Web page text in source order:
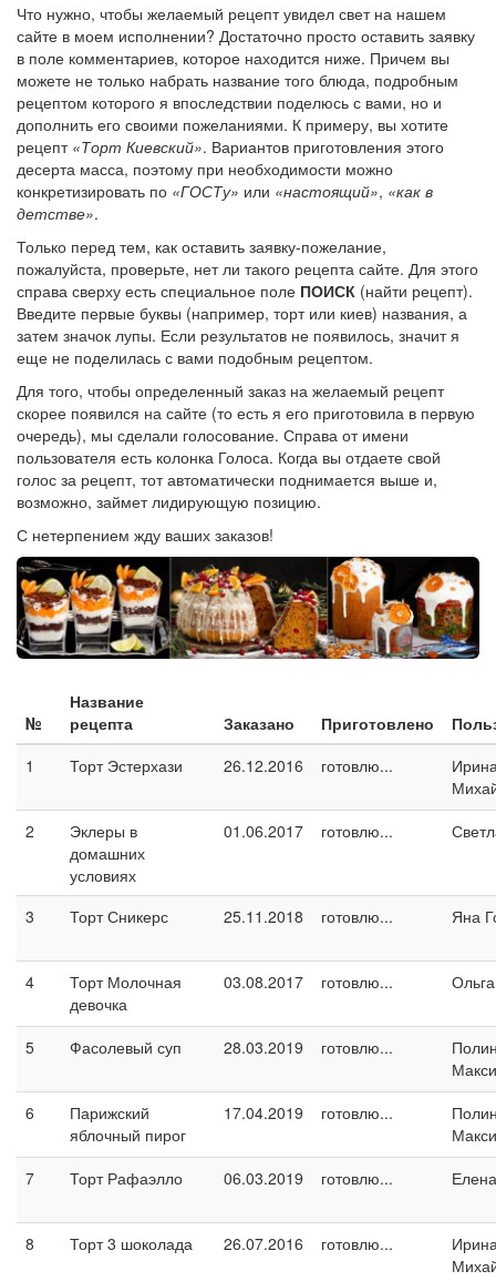
Что нужно, чтобы желаемый рецепт увидел свет на нашем
сайте в моем исполнении? Достаточно просто оставить заявку
в поле комментариев, которое находится ниже. Причем вы
можете не только набрать название того блюда, подробным
рецептом которого я впоследствии поделюсь с вами, но и
дополнить его своими пожеланиями. К примеру, вы хотите
рецепт «Торт Киевский». Вариантов приготовления этого
десерта масса, поэтому при необходимости можно
конкретизировать по «ГОСТу» или «настоящий», «как в
детстве».
Только перед тем, как оставить заявку-пожелание,
пожалуйста, проверьте, нет ли такого рецепта сайте. Для этого
справа сверху есть специальное поле ПОИСК (найти рецепт).
Введите первые буквы (например, торт или киев) названия, а
затем значок лупы. Если результатов не появилось, значит я
еще не поделилась с вами подобным рецептом.
Для того, чтобы определенный заказ на желаемый рецепт
скорее появился на сайте (то есть я его приготовила в первую
очередь), мы сделали голосование. Справа от имени
пользователя есть колонка Голоса. Когда вы отдаете свой
голос за рецепт, тот автоматически поднимается выше и,
возможно, займет лидирующую позицию.
С нетерпением жду ваших заказов!
№
Название
рецепта
Заказано Приготовлено
1
Торт Эстерхази 26.12.2016 готовлю...
2
Эклеры в
домашних
условиях
01.06.2017 готовлю...
3 Торт Сникерс 25.11.2018 готовлю... Яна
4
Торт Молочная
девочка
03.08.2017 готовлю...
5 Фасолевый суп 28.03.2019 готовлю...
6
Парижский
яблочный пирог
17.04.2019 готовлю...
7
Торт Рафаэлло 06.03.2019 готовлю... Елена
8 Торт 3 шоколада 26.07.2016 готовлю...